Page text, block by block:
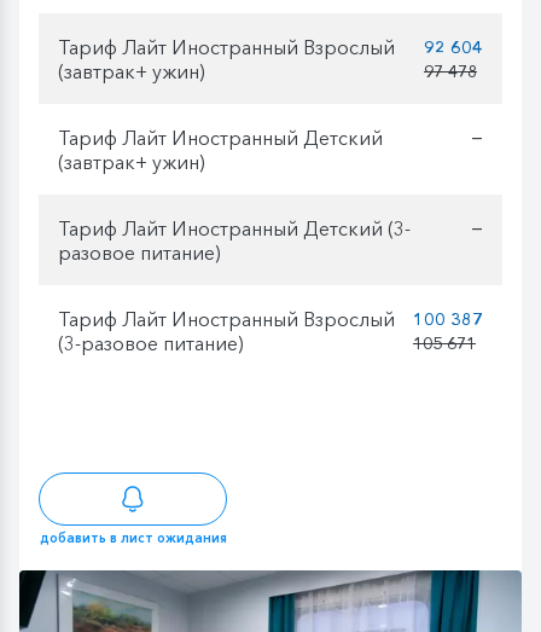
Тариф Лайт Иностранный Взрослый
(завтрак+ ужин)
92 604
97 478
Тариф Лайт Иностранный Детский
(завтрак+ ужин)
—
Тариф Лайт Иностранный Детский (3-
разовое питание)
—
Тариф Лайт Иностранный Взрослый
(3-разовое питание)
100 387
105 671
добавить в лист ожидания